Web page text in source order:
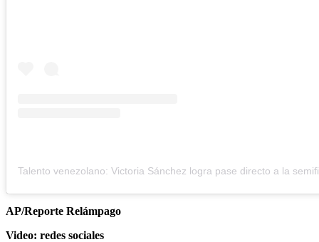
AP/Reporte Relámpago
Video: redes sociales